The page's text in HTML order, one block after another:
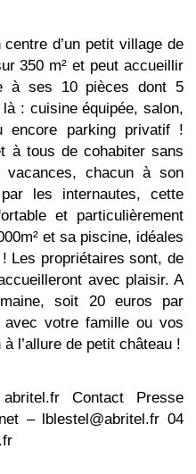
d’un petit village de
350 m² et peut accueillir
à ses 10 pièces dont 5
: cuisine équipée, salon,
encore parking privatif !
à tous de cohabiter sans
chacun à son
les internautes, cette
et particulièrement
et sa piscine, idéales
Les propriétaires sont, de
avec plaisir. A
soit 20 euros par
votre famille ou vos
l’allure de petit château !
Contact Presse
– lblestel@abritel.fr 04